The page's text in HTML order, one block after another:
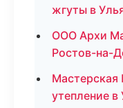
жгуты в
ООО Архи
Ростов-на-
Мастерская
утепление в